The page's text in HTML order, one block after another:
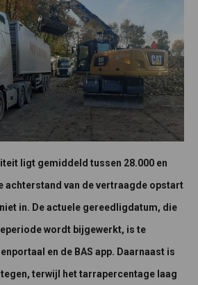
ligt gemiddeld tussen 28.000 en
achterstand van de vertraagde opstart
in. De actuele gereedligdatum, die
wordt bijgewerkt, is te
en de BAS app. Daarnaast is
terwijl het tarrapercentage laag